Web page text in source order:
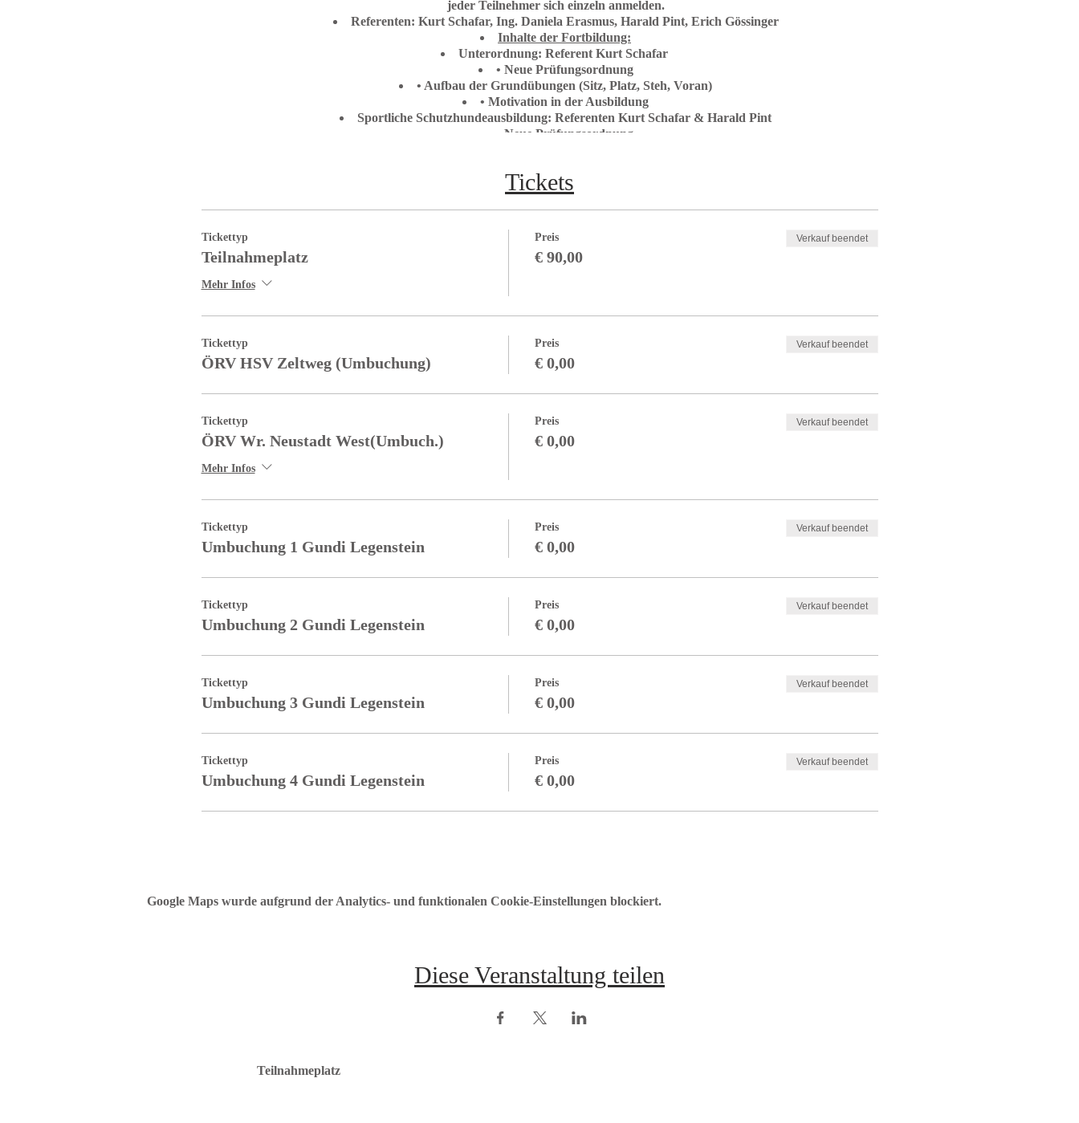
jeder Teilnehmer sich einzeln anmelden.
Referenten: Kurt Schafar, Ing. Daniela Erasmus, Harald Pint, Erich Gössinger
Inhalte der Fortbildung:
Unterordnung: Referent Kurt Schafar
• Neue Prüfungsordnung
• Aufbau der Grundübungen (Sitz, Platz, Steh, Voran)
• Motivation in der Ausbildung
Sportliche Schutzhundeausbildung: Referenten Kurt Schafar & Harald Pint
• Neue Prüfungsordnung
• Neue Prüfungsordnung IPO-R 2019
• Aufbau der neuen UO/GW Übungen
• Aufbau und Ausführung Anzeigeübung
• Motivation und Lernverhalten
• Neue Prüfungsordnung
• Freudiges Verweisen
• Aufbauübungen
• Freudiges Verweisen
Tickets
Tickettyp
Teilnahmeplatz
Mehr Infos
Preis
€ 90,00
Verkauf beendet
Tickettyp
ÖRV HSV Zeltweg (Umbuchung)
Preis
€ 0,00
Verkauf beendet
Tickettyp
ÖRV Wr. Neustadt West(Umbuch.)
Mehr Infos
Preis
€ 0,00
Verkauf beendet
Tickettyp
Umbuchung 1 Gundi Legenstein
Preis
€ 0,00
Verkauf beendet
Tickettyp
Umbuchung 2 Gundi Legenstein
Preis
€ 0,00
Verkauf beendet
Tickettyp
Umbuchung 3 Gundi Legenstein
Preis
€ 0,00
Verkauf beendet
Tickettyp
Umbuchung 4 Gundi Legenstein
Preis
€ 0,00
Verkauf beendet
Google Maps wurde aufgrund der Analytics- und funktionalen Cookie-Einstellungen blockiert.
Diese Veranstaltung teilen
Teilnahmeplatz